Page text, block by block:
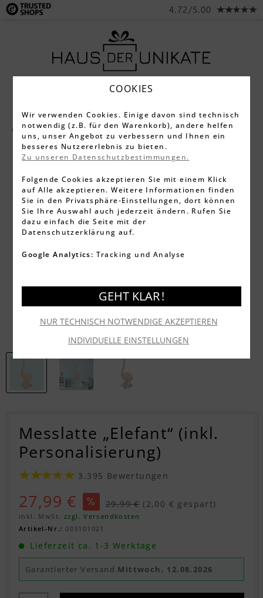
4.72/5.00
Alle Produkte Messlatten
Messlatte „Elefant“ (inkl.
Personalisierung)
3.395 Bewertungen
27,99 € 29,99 € (2,00 € gespart)
inkl. MwSt. zzgl. Versandkosten
Artikel-Nr.: 003101021
Lieferzeit ca. 1-3 Werktage
Garantierter Versand Mittwoch, 12.08.2026
COOKIES
Wir verwenden Cookies. Einige davon sind technisch
notwendig (z.B. für den Warenkorb), andere helfen
uns, unser Angebot zu verbessern und Ihnen ein
besseres Nutzererlebnis zu bieten.
Zu unseren Datenschutzbestimmungen.
Folgende Cookies akzeptieren Sie mit einem Klick
auf Alle akzeptieren. Weitere Informationen finden
Sie in den Privatsphäre-Einstellungen, dort können
Sie Ihre Auswahl auch jederzeit ändern. Rufen Sie
dazu einfach die Seite mit der
Datenschutzerklärung auf.
Google Analytics: Tracking und Analyse
INDIVIDUELLE EINSTELLUNGEN
NUR TECHNISCH NOTWENDIGE AKZEPTIEREN
GEHT KLAR !